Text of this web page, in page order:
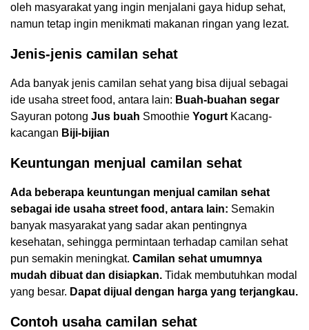
oleh masyarakat yang ingin menjalani gaya hidup sehat,
namun tetap ingin menikmati makanan ringan yang lezat.
Jenis-jenis camilan sehat
Ada banyak jenis camilan sehat yang bisa dijual sebagai
ide usaha street food, antara lain: Buah-buahan segar
Sayuran potong Jus buah Smoothie Yogurt Kacang-
kacangan Biji-bijian
Keuntungan menjual camilan sehat
Ada beberapa keuntungan menjual camilan sehat
sebagai ide usaha street food, antara lain: Semakin
banyak masyarakat yang sadar akan pentingnya
kesehatan, sehingga permintaan terhadap camilan sehat
pun semakin meningkat. Camilan sehat umumnya
mudah dibuat dan disiapkan. Tidak membutuhkan modal
yang besar. Dapat dijual dengan harga yang terjangkau.
Contoh usaha camilan sehat